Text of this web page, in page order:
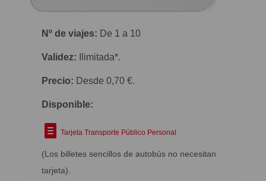
Nº de viajes: De 1 a 10
Validez: Ilimitada*.
Precio: Desde 0,70 €.
Disponible:
Tarjeta Transporte Público Personal
(Los billetes sencillos de autobús no necesitan
tarjeta).